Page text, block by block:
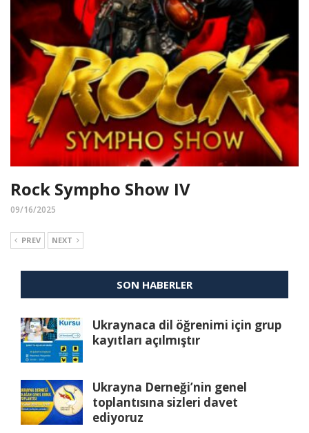
Rock Sympho Show IV
09/16/2025
PREV NEXT
SON HABERLER
Ukraynaca dil öğrenimi için grup
kayıtları açılmıştır
Ukrayna Derneği’nin genel
toplantısına sizleri davet
ediyoruz